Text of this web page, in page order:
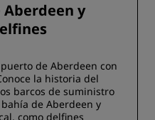
y
de Aberdeen con
la historia del
barcos de suministro
de Aberdeen y
como delfines